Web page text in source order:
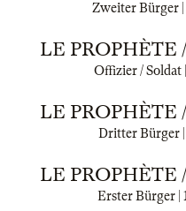
Zweiter Bürger |
LE PROPHÈTE
Offizier / Soldat
LE PROPHÈTE
Dritter Bürger |
LE PROPHÈTE
Erster Bürger |